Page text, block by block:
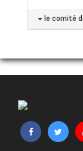
le comité